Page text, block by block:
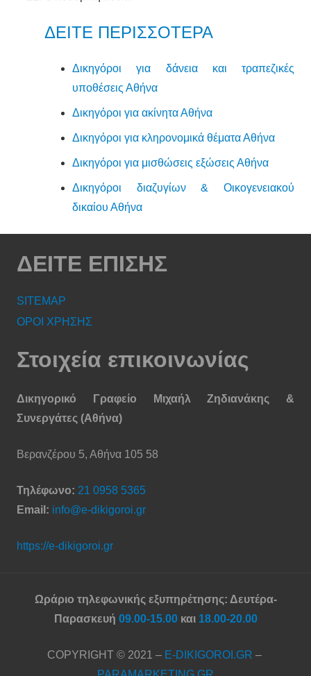
ΔΕΙΤΕ ΠΕΡΙΣΣΟΤΕΡΑ
Δικηγόροι για δάνεια και τραπεζικές
υποθέσεις Αθήνα
Δικηγόροι για ακίνητα Αθήνα
Δικηγόροι για κληρονομικά θέματα Αθήνα
Δικηγόροι για μισθώσεις εξώσεις Αθήνα
Δικηγόροι διαζυγίων & Οικογενειακού
δικαίου Αθήνα
ΔΕΙΤΕ ΕΠΙΣΗΣ
SITEMAP
ΟΡΟΙ ΧΡΗΣΗΣ
Στοιχεία επικοινωνίας
Δικηγορικό Γραφείο Μιχαήλ Ζηδιανάκης &
Συνεργάτες (Αθήνα)
Βερανζέρου 5, Αθήνα 105 58
Τηλέφωνο: 21 0958 5365
Email: info@e-dikigoroi.gr
https://e-dikigoroi.gr
Ωράριο τηλεφωνικής εξυπηρέτησης: Δευτέρα-
Παρασκευή 09.00-15.00και 18.00-20.00
COPYRIGHT © 2021 – E-DIKIGOROI.GR –